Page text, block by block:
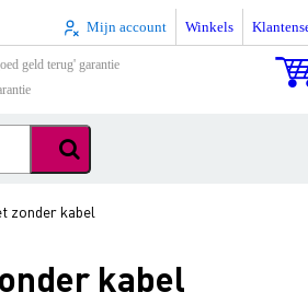
Mijn account Winkels
geld terug' garantie
zonder kabel
kabel